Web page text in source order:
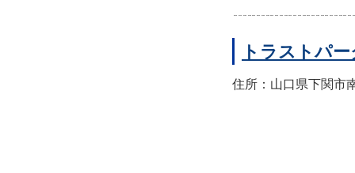
トラストパ
住所：山口県下関市